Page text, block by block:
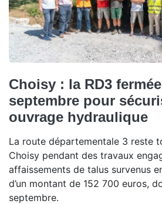
Choisy : la RD3
septembre pour
ouvrage hydraulique
La route départementale 3 reste
Choisy pendant des travaux
affaissements de talus survenus
d’un montant de 152 700 euros,
septembre.